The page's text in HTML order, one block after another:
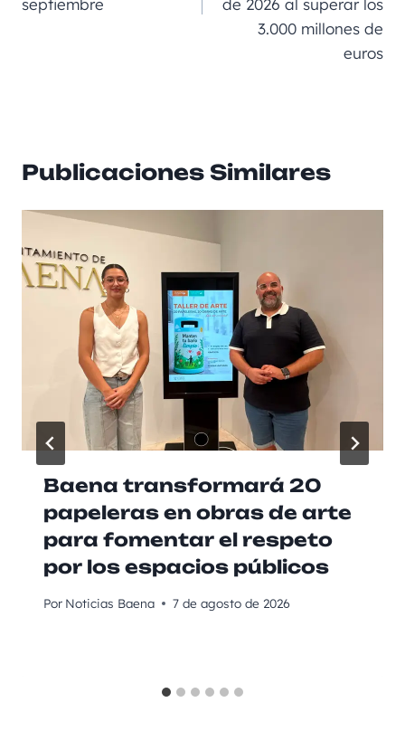
septiembre
de 2026 al superar los
3.000 millones de
euros
Publicaciones Similares
Baena transformará 20
papeleras en obras de arte
para fomentar el respeto
por los espacios públicos
Por Noticias Baena 7 de agosto de 2026